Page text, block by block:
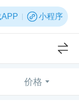
小程序
价格